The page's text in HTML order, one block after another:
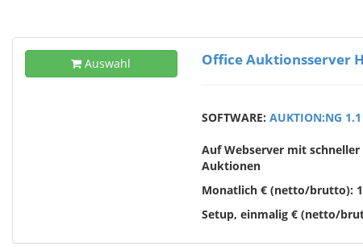
Auswahl Office Auktionsserver
SOFTWARE: AUKTION:NG
Auf Webserver mit
Auktionen
Monatlich € (netto/brutto):
Setup, einmalig € (netto/